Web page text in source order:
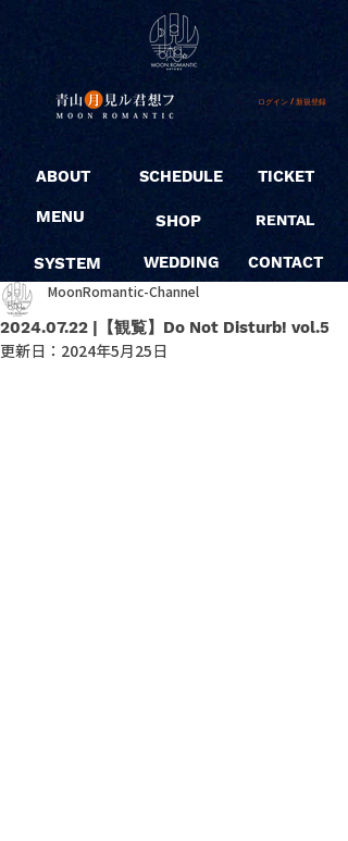
ログイン / 新規登録
ABOUT
MENU
SYSTEM
SCHEDULE
SHOP
WEDDING
TICKET
RENTAL
CONTACT
2024.07.22 |【観覧】Do Not Disturb! vol.5
MoonRomantic-Channel
更新日： 2024年5月25日